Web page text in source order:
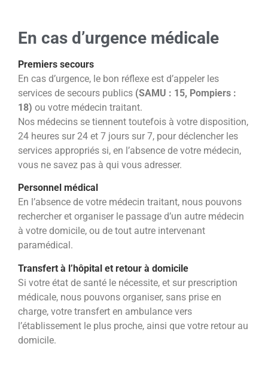
En cas d’urgence médicale
Premiers secours
En cas d’urgence, le bon réflexe est d’appeler les
services de secours publics (SAMU : 15, Pompiers :
18) ou votre médecin traitant.
Nos médecins se tiennent toutefois à votre disposition,
24 heures sur 24 et 7 jours sur 7, pour déclencher les
services appropriés si, en l’absence de votre médecin,
vous ne savez pas à qui vous adresser.
Personnel médical
En l’absence de votre médecin traitant, nous pouvons
rechercher et organiser le passage d’un autre médecin
à votre domicile, ou de tout autre intervenant
paramédical.
Transfert à l’hôpital et retour à domicile
Si votre état de santé le nécessite, et sur prescription
médicale, nous pouvons organiser, sans prise en
charge, votre transfert en ambulance vers
l’établissement le plus proche, ainsi que votre retour au
domicile.